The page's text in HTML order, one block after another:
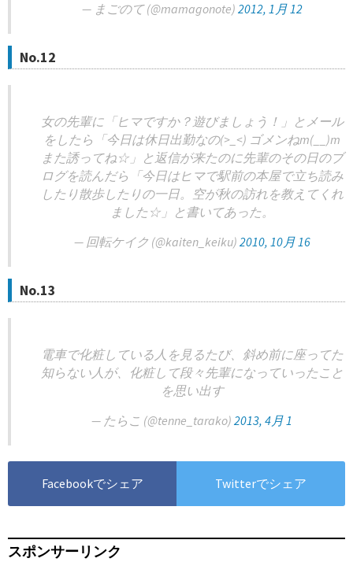
— まごのて (@mamagonote) 2012, 1月 12
No.12
女の先輩に「ヒマですか？遊びましょう！」とメール
をしたら「今日は休日出勤なの(>_<) ゴメンねm(__)m
また誘ってね☆」と返信が来たのに先輩のその日のブ
ログを読んだら「今日はヒマで駅前の本屋で立ち読み
したり散歩したりの一日。空が秋の訪れを教えてくれ
ました☆」と書いてあった。
— 回転ケイク (@kaiten_keiku) 2010, 10月 16
No.13
電車で化粧している人を見るたび、斜め前に座ってた
知らない人が、化粧して段々先輩になっていったこと
を思い出す
— たらこ (@tenne_tarako) 2013, 4月 1
Facebookでシェア Twitterでシェア
スポンサーリンク